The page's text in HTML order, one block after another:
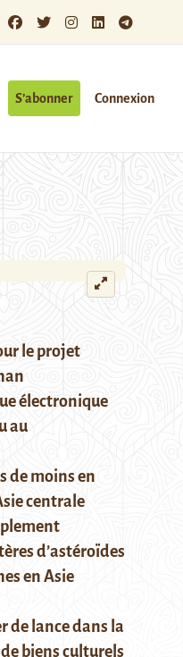
S’abonner Connexion
le projet
électronique
au
de moins en
centrale
d’astéroïdes
en Asie
de lance dans la
biens culturels